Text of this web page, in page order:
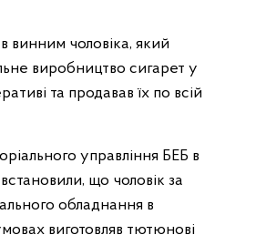
винним чоловіка, який
виробництво сигарет у
та продавав їх по всій
управління БЕБ в
що чоловік за
обладнання в
виготовляв тютюнові